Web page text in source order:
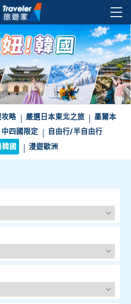
略 嚴選日本東北之旅
墨爾本
中四國限定
自由行/半自由行
國
漫遊歐洲